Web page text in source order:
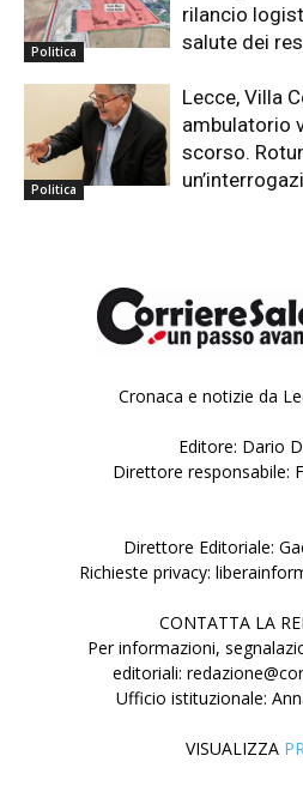
Politica
rilancio
salute dei
Politica
Lecce, Villa
ambulatorio
scorso.
Cronaca e notizie da
Editore: Dario
Direttore responsabile:
Direttore Editoriale:
Richieste privacy:
CONTATTA LA
Per informazioni,
editoriali:
Ufficio istituzionale:
VISUALIZZA